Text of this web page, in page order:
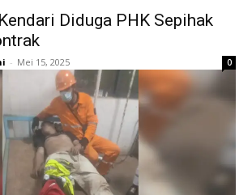
Diduga PHK Sepihak
- Mei 15, 2025 0